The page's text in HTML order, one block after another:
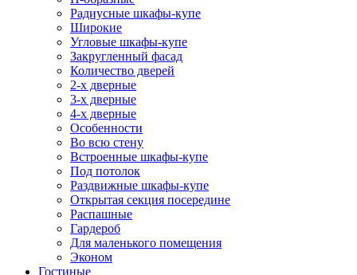
Радиусные шкафы-купе
Широкие
Угловые шкафы-купе
Закругленный фасад
Количество дверей
2-х дверные
3-х дверные
4-х дверные
Особенности
Во всю стену
Встроенные шкафы-купе
Под потолок
Раздвижные шкафы-купе
Открытая секция посередине
Распашные
Гардероб
Для маленького помещения
Эконом
Гостиные